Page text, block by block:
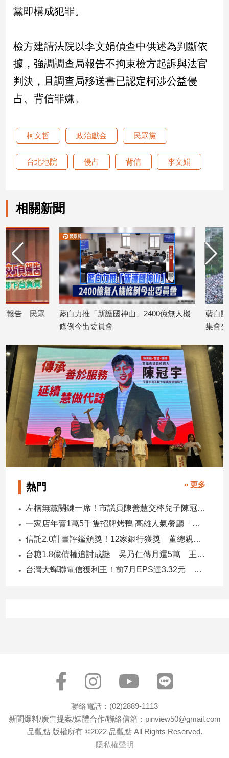
南
觀
點
娛
娛
樂
星
時
尚
追
生
活
建
內
設
計
旅
遊/
星
座/
消
親
子/
情
藝
戲
黨即構成犯罪。
檢方建請法院以李文娟偵查中供述為判斷依
據，強調調查局報告不拘束檢方起訴與法官
判決，且調查局移送書已認定柯涉公益侵
占、背信罪嫌。
柯文哲 政治獻金 民眾黨
台北地院 侵占 背信 李文娟
相關新聞
藍白力推「新護國神山」2400億無人機
條例今出委員會
藍白凱道齊怒吼！「
集會登場 韓國瑜鄭
2026/07/25
熱門 » 更多
左楠無黨關鍵一席！市議員陳善慧交棒兒子陳冠宇 一人參選 兩代服務
一家店年賣1萬5千隻招牌烤鴨 高雄人氣餐廳「鴨點棧」展新店
信託2.0計畫評鑑頒獎！12家銀行獲獎 董總親臨領獎
台糖1.8億債權追討成謎 吳乃仁傳月還5萬 王鴻薇轟：要還到379歲
台灣大蟬聯電信獲利王！前7月EPS達3.32元 中華電3.11、遠傳2.46元
聯絡電話：(02)2889-1113
新聞爆料/廣告提案/媒體合作/聯絡信箱：pinview50@gmail.com
品觀點 版權所有 ©2022 品觀點 All Rights Reserved.
隱私權聲明